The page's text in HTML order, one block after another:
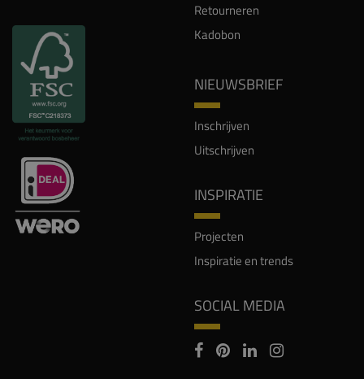
Retourneren
Kadobon
NIEUWSBRIEF
Inschrijven
Uitschrijven
INSPIRATIE
Projecten
Inspiratie en trends
SOCIAL MEDIA